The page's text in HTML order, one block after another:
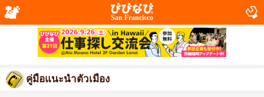
San Francisco
คู่มือแนะนำตัวเมือง